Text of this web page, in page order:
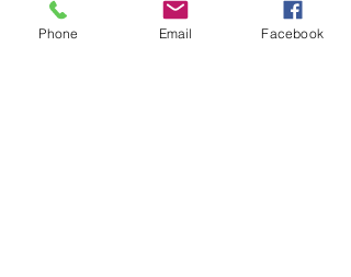
Phone Email Facebook